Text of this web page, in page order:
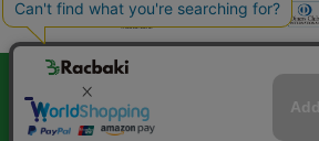
FAQ 交換について
特定商取引法に基づく表記